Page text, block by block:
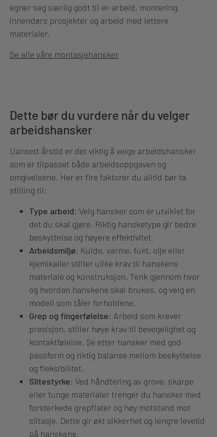
egner seg særlig godt til el-arbeid, montering,
innendørs prosjekter og arbeid med lettere
materialer.
Se alle våre montasjehansker
Dette bør du vurdere når du velger
arbeidshansker
Uansett årstid er det viktig å velge arbeidshansker
som er tilpasset både arbeidsoppgaven og
omgivelsene. Her er fire faktorer du alltid bør ta
stilling til:
Type arbeid: Velg hansker som er utviklet for
det du skal gjøre. Riktig hansketype gir bedre
beskyttelse og høyere effektivitet.
Arbeidsmiljø: Kulde, varme, fukt, olje eller
kjemikalier stiller ulike krav til hanskens
materiale og konstruksjon. Tenk gjennom hvor
og hvordan hanskene skal brukes, og velg en
modell som tåler forholdene.
Grep og fingerfølelse: Arbeid som krever
presisjon, stiller høye krav til bevegelighet og
kontaktfølelse. Se etter hansker med god
passform og riktig balanse mellom beskyttelse
og fleksibilitet.
Slitestyrke: Ved håndtering av grove, skarpe
eller tunge materialer trenger du hansker med
forsterkede grepflater og høy motstand mot
slitasje. Dette gir økt sikkerhet og lengre levetid
på hanskene.